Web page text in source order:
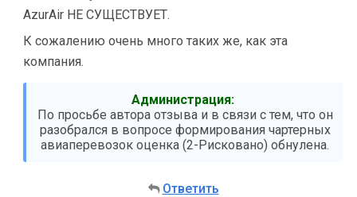
AzurAir НЕ СУЩЕСТВУЕТ.
К сожалению очень много таких же, как эта
компания.
Администрация:
По просьбе автора отзыва и в связи с тем, что он
разобрался в вопросе формирования чартерных
авиаперевозок оценка (2-Рисковано) обнулена.
Ответить